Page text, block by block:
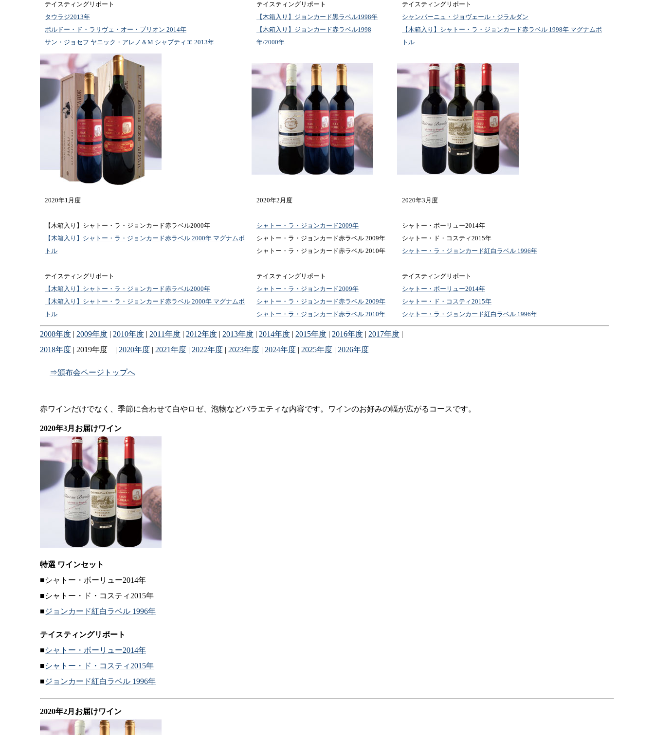
テイスティングリポート
タウラジ2013年
ボルドー・ド・ラリヴェ・オー・ブリオン 2014年
サン・ジョセフ ヤニック・アレノ＆M.シャプティエ 2013年
テイスティングリポート
【木箱入り】ジョンカード黒ラベル1998年
【木箱入り】ジョンカード赤ラベル1998
年/2000年
テイスティングリポート
シャンパーニュ・ジョヴェール・ジラルダン
【木箱入り】シャトー・ラ・ジョンカード赤ラベル 1998年 マグナムボ
トル
2020年1月度
【木箱入り】シャトー・ラ・ジョンカード赤ラベル2000年
【木箱入り】シャトー・ラ・ジョンカード赤ラベル 2000年 マグナムボ
トル
テイスティングリポート
【木箱入り】シャトー・ラ・ジョンカード赤ラベル2000年
【木箱入り】シャトー・ラ・ジョンカード赤ラベル 2000年 マグナムボ
トル
2020年2月度
シャトー・ラ・ジョンカード2009年
シャトー・ラ・ジョンカード赤ラベル 2009年
シャトー・ラ・ジョンカード赤ラベル 2010年
テイスティングリポート
シャトー・ラ・ジョンカード2009年
シャトー・ラ・ジョンカード赤ラベル 2009年
シャトー・ラ・ジョンカード赤ラベル 2010年
2020年3月度
シャトー・ボーリュー2014年
シャトー・ド・コスティ2015年
シャトー・ラ・ジョンカード紅白ラベル 1996年
テイスティングリポート
シャトー・ボーリュー2014年
シャトー・ド・コスティ2015年
シャトー・ラ・ジョンカード紅白ラベル 1996年
2008年度 | 2009年度 | 2010年度 | 2011年度 | 2012年度 | 2013年度 | 2014年度 | 2015年度 | 2016年度 | 2017年度 |
2018年度 | 2019年度 | 2020年度 | 2021年度 | 2022年度 | 2023年度 | 2024年度 | 2025年度 | 2026年度
⇒頒布会ページトップへ
赤ワインだけでなく、季節に合わせて白やロゼ、泡物などバラエティな内容です。ワインのお好みの幅が広がるコースです。
2020年3月お届けワイン
特選 ワインセット
■シャトー・ボーリュー2014年
■シャトー・ド・コスティ2015年
■ジョンカード紅白ラベル 1996年
テイスティングリポート
■シャトー・ボーリュー2014年
■シャトー・ド・コスティ2015年
■ジョンカード紅白ラベル 1996年
2020年2月お届けワイン